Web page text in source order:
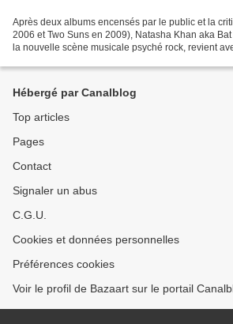
Après deux albums encensés par le public et la
2006 et Two Suns en 2009), Natasha Khan aka
la nouvelle scène musicale psyché rock, revient
Hébergé par Canalblog
Top articles
Pages
Contact
Signaler un abus
C.G.U.
Cookies et données personnelles
Préférences cookies
Voir le profil de Bazaart sur le portail